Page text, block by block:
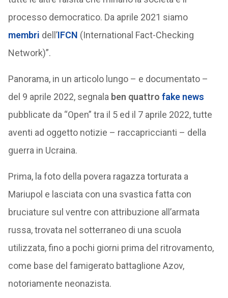
processo democratico. Da aprile 2021 siamo
membri dell’IFCN (International Fact-Checking
Network)”.
Panorama, in un articolo lungo – e documentato –
del 9 aprile 2022, segnala ben quattro fake news
pubblicate da “Open” tra il 5 ed il 7 aprile 2022, tutte
aventi ad oggetto notizie – raccapriccianti – della
guerra in Ucraina.
Prima, la foto della povera ragazza torturata a
Mariupol e lasciata con una svastica fatta con
bruciature sul ventre con attribuzione all’armata
russa, trovata nel sotterraneo di una scuola
utilizzata, fino a pochi giorni prima del ritrovamento,
come base del famigerato battaglione Azov,
notoriamente neonazista.